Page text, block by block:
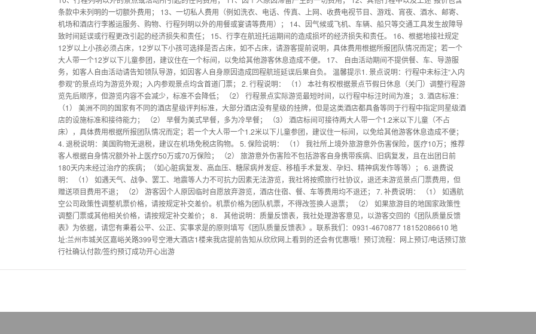
条款中未列明的一切额外费用； 13、一切私人费用（例如洗衣、电话、传真、上网、收费电视节目、游戏、宵夜、酒水、邮寄、
机场和酒店行李搬运服务、购物、行程列明以外的用餐或宴请等费用）； 14、因气候或飞机、车辆、船只等交通工具发生故障导
致时间延误或行程更改引起的经济损失和责任； 15、行李在航班托运期间的造成损坏的经济损失和责任。 16、根据地接社规定
12岁以上小孩必须占床，12岁以下小孩可选择是否占床，如不占床，请游客提前说明，具体费用根据所报团队情况而定；若一个
大人带一个12岁以下儿童参团，建议住在一个标间，以免给其他游客休息造成不便。 17、 自由活动期间不提供餐、车、导游服
务，如客人自由活动请告知领队导游，如因客人自身原因造成回程航班延误后果自负。 温馨提示1. 景点说明：行程中未标注“入内
参观”的景点均为游览外观；入内参观景点均含首道门票； 2. 行程说明： （1） 本社有权根据景点节假日休息（关门）调整行程游
览先后顺序，但游览内容不会减少，标准不会降低； （2） 行程景点实际游览最短时间，以行程中标注时间为准； 3. 酒店标准：
（1） 美洲不同的国家有不同的酒店星级评判标准，大部分酒店没有星级的挂牌，但是这类酒店都具备等同于行程中指定同星级酒
店的设施标准和接待能力； （2） 早餐为美式早餐，多为冷早餐； （3） 酒店标间可接待两大人带一个1.2米以下儿童（不占
床），具体费用根据所报团队情况而定；若一个大人带一个1.2米以下儿童参团，建议住一标间，以免给其他游客休息造成不便；
4. 退税说明：美国购物无退税，建议在机场免税店购物。 5. 保险说明： （1） 我社所上境外旅游意外伤害保险，医疗10万；推荐
客人根据自身情况额外补上医疗50万或70万保险； （2） 旅游意外伤害险不包括游客自身携带疾病、旧病复发，且在出团日前
180天内未经过治疗的疾病；（如心脏病复发、高血压、糖尿病并发症、移植手术复发、孕妇、精神病发作等等）； 6. 退费说
明： （1） 如遇天气、战争、罢工、地震等人力不可抗力因素无法游览，我社将按照旅行社协议，退还未游览景点门票费用，但
赠送项目费用不退； （2） 游客因个人原因临时自愿放弃游览，酒店住宿、餐、车等费用均不退还； 7. 补费说明： （1） 如遇航
空公司政策性调整机票价格，请按规定补交差价。机票价格为团队机票，不得改签换人退票； （2） 如果旅游目的地国家政策性
调整门票或其他相关价格，请按规定补交差价； 8． 其他说明：质量反馈表，我社处理游客意见，以游客交回的《团队质量反馈
表》为依据，请您有秉着公平、公正、实事求是的原则填写《团队质量反馈表》。联系我们：0931-4670877 18152086610 地
址:兰州市城关区嘉峪关路399号空港大酒店1楼来我店提前告知从欣欣网上看到的还会有优惠哦！预订流程：网上预订/电话预订旅
行社确认付款/签约预订成功开心出游